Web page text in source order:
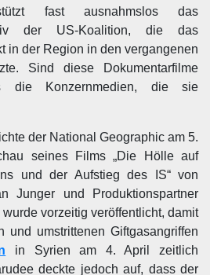
fast ausnahmslos das
der US-Koalition, die das
in der Region in den vergangenen
Sind diese Dokumentarfilme
die Konzernmedien, die sie
der National Geographic am 5.
seines Films „Die Hölle auf
und der Aufstieg des IS“ von
Junger und Produktionspartner
vorzeitig veröffentlicht, damit
und umstrittenen Giftgasangriffen
in Syrien am 4. April zeitlich
deckte jedoch auf, dass der